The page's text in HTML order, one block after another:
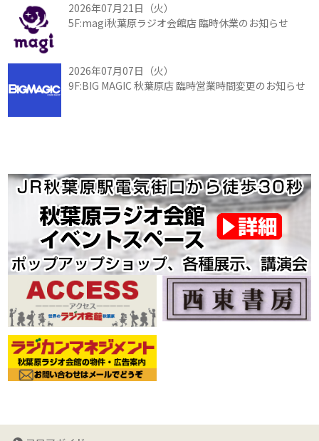
2026年07月21日（火）
5F:magi秋葉原ラジオ会館店 臨時休業のお知らせ
2026年07月07日（火）
9F:BIG MAGIC 秋葉原店 臨時営業時間変更のお知らせ